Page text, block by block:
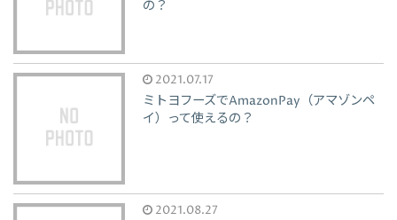
の？
2021.07.17
ミトヨフーズでAmazonPay（アマゾンペ
イ）って使えるの？
2021.08.27